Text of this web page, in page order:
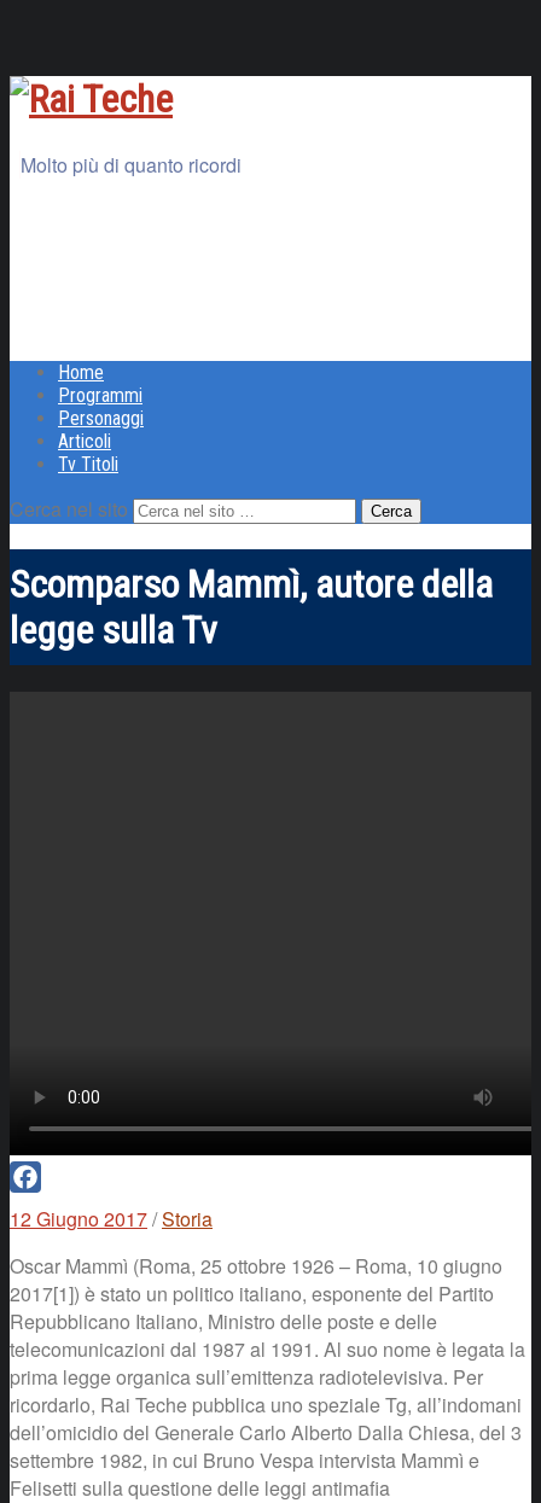
Molto più di quanto ricordi
Home
Programmi
Personaggi
Articoli
Tv Titoli
Cerca nel sito
Scomparso Mammì, autore della
legge sulla Tv
Facebook
12 Giugno 2017/Storia
Oscar Mammì (Roma, 25 ottobre 1926 – Roma, 10 giugno
2017[1]) è stato un politico italiano, esponente del Partito
Repubblicano Italiano, Ministro delle poste e delle
telecomunicazioni dal 1987 al 1991. Al suo nome è legata la
prima legge organica sull’emittenza radiotelevisiva. Per
ricordarlo, Rai Teche pubblica uno speziale Tg, all’indomani
dell’omicidio del Generale Carlo Alberto Dalla Chiesa, del 3
settembre 1982, in cui Bruno Vespa intervista Mammì e
Felisetti sulla questione delle leggi antimafia